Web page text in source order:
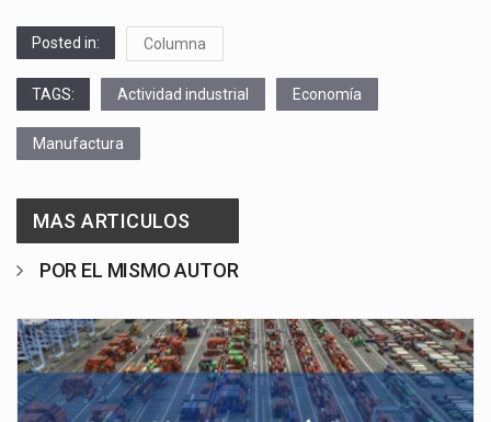
Posted in: Columna
TAGS: Actividad industrial Economía
Manufactura
MAS ARTICULOS
POR EL MISMO AUTOR